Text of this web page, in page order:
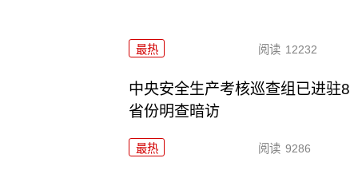
最热 阅读 12232
中央安全生产考核巡查组已进驻8
省份明查暗访
最热 阅读 9286